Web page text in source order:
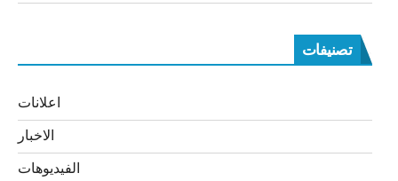
تصنيفات
اعلانات
الاخبار
الفيديوهات